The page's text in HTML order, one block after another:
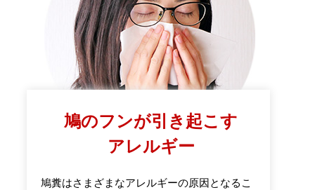
鳩のフンが引き起こす
アレルギー
鳩糞はさまざまなアレルギーの原因となるこ